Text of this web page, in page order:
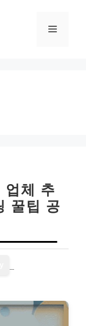
메
업체 추
꿀팁 공